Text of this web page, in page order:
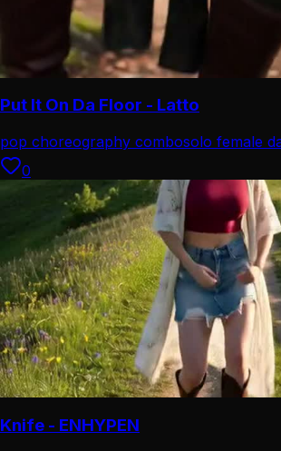
Put It On Da Floor - Latto
pop choreography combosolo female
0
Knife - ENHYPEN